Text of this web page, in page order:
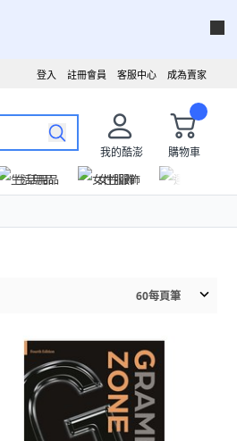
成為賣家
客服中心
註冊會員
登入
我的酷澎
購物車
生活用品 女性服飾
60每頁筆